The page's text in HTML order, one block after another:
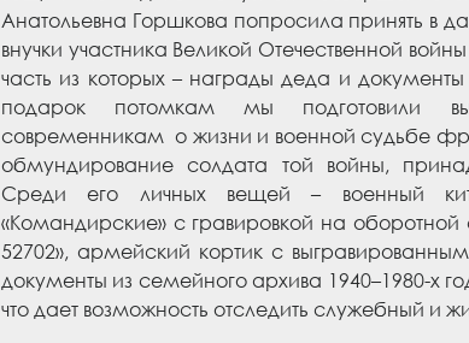
Анатольевна Горшкова попросила принять в
внучки участника Великой Отечественной
часть из которых – награды деда и
подарок потомкам мы подготовили
современникам о жизни и военной судьбе
обмундирование солдата той войны,
Среди его личных вещей – военный
«Командирские» с гравировкой на
52702», армейский кортик с
документы из семейного архива 1940–1980-х
что дает возможность отследить служебный и